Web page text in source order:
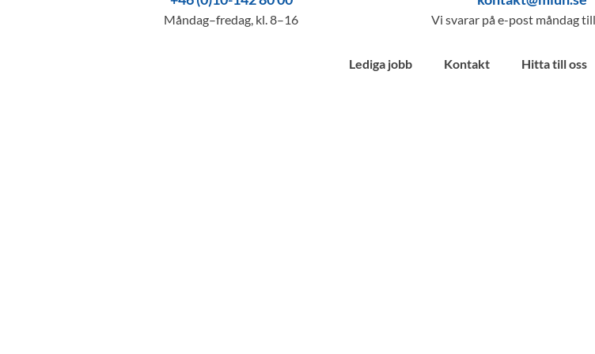
Måndag–fredag, kl. 8–16 Vi svarar på e-post måndag
Lediga jobb Kontakt Hitta till oss